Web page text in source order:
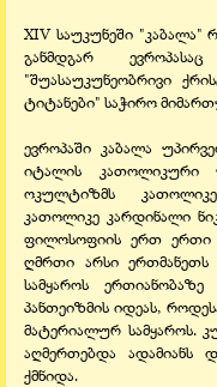
XIV საუკუნეში "კაბალა"
განმდგარ
"შუასაუკუნეობრივი
ტიტანები" საჭირო
ევროპაში კაბალა
იტალის კათოლიკური
ოკულტიზმს კათოლიკე
კათოლიკე კარდინალი
ფილოსოფიის ერთ ერთი
ღმრთი არსი
სამყაროს
პანთეიზმის იდეას,
მატერიალურ სამყაროს.
აღმერთებდა ადამიანს
ქმნიდა.